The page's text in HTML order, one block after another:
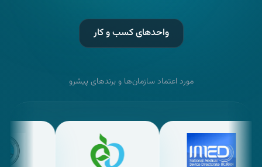
واحدهای کسب و کار
مورد اعتماد سازمان‌ها و برندهای پیشرو